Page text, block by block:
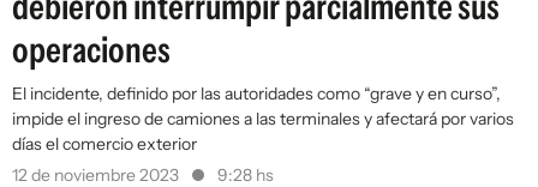
operaciones
El incidente, definido por las autoridades como “grave y en curso”,
impide el ingreso de camiones a las terminales y afectará por varios
días el comercio exterior
12 de noviembre 2023
9:28 hs